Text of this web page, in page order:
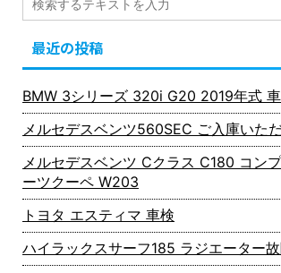
最近の投稿
BMW 3シリーズ 320i G20 2019年式
メルセデスベンツ560SEC ご入庫いた
メルセデスベンツ Cクラス C180 コン
ーツクーペ W203
トヨタ エスティマ 車検
ハイラックスサーフ185 ラジエーター